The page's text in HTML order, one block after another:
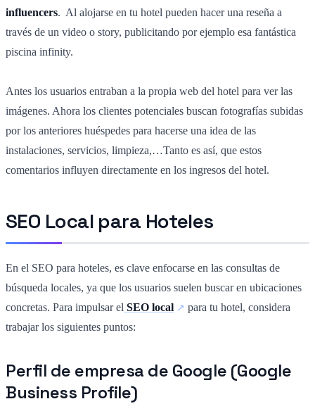
influencers. Al alojarse en tu hotel pueden hacer una reseña a
través de un video o story, publicitando por ejemplo esa fantástica
piscina infinity.
Antes los usuarios entraban a la propia web del hotel para ver las
imágenes. Ahora los clientes potenciales buscan fotografías subidas
por los anteriores huéspedes para hacerse una idea de las
instalaciones, servicios, limpieza,…Tanto es así, que estos
comentarios influyen directamente en los ingresos del hotel.
SEO Local para Hoteles
En el SEO para hoteles, es clave enfocarse en las consultas de
búsqueda locales, ya que los usuarios suelen buscar en ubicaciones
concretas. Para impulsar el SEO local
para tu hotel, considera
trabajar los siguientes puntos:
Perfil de empresa de Google (Google
Business Profile)